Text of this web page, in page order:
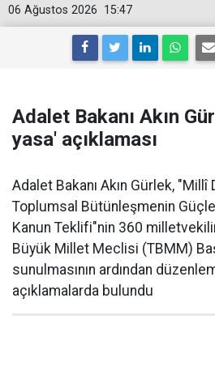
15:47
06 Ağustos 2026
Adalet Bakanı Akın
yasa' açıklaması
Adalet Bakanı Akın Gürlek, "Millî
Toplumsal Bütünleşmenin
Kanun Teklifi"nin 360
Büyük Millet Meclisi (TBMM)
sunulmasının ardından
açıklamalarda bulundu